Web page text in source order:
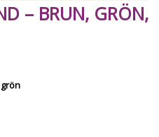
– BRUN, GRÖN,